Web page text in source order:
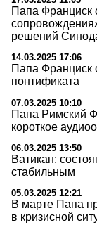
Папа Франциск
решений
14.03.2025 17:06
Папа Франциск
понтификата
07.03.2025 10:10
Папа Римский
короткое
06.03.2025 13:50
Ватикан:
стабильным
05.03.2025 12:21
В марте Папа
в кризисной